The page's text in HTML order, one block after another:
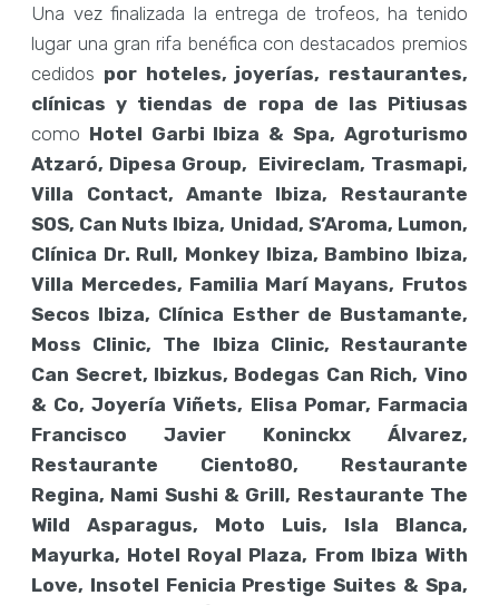
Una vez finalizada la entrega de trofeos, ha tenido
lugar una gran rifa benéfica con destacados premios
cedidos por hoteles, joyerías, restaurantes,
clínicas y tiendas de ropa de las Pitiusas
como Hotel Garbi Ibiza & Spa, Agroturismo
Atzaró, Dipesa Group, Eivireclam, Trasmapi,
Villa Contact, Amante Ibiza, Restaurante
SOS, Can Nuts Ibiza, Unidad, S’Aroma, Lumon,
Clínica Dr. Rull, Monkey Ibiza, Bambino Ibiza,
Villa Mercedes, Familia Marí Mayans, Frutos
Secos Ibiza, Clínica Esther de Bustamante,
Moss Clinic, The Ibiza Clinic, Restaurante
Can Secret, Ibizkus, Bodegas Can Rich, Vino
& Co, Joyería Viñets, Elisa Pomar, Farmacia
Francisco Javier Koninckx Álvarez,
Restaurante Ciento80, Restaurante
Regina, Nami Sushi & Grill, Restaurante The
Wild Asparagus, Moto Luis, Isla Blanca,
Mayurka, Hotel Royal Plaza, From Ibiza With
Love, Insotel Fenicia Prestige Suites & Spa,